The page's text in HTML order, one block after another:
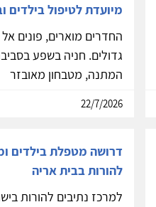
מיועדת לטיפול בילדים
החדרים מוארים, פונים
גדולים. חניה בשפע
המתנה, מטבחון מאובזר
22/7/2026
דרושה מטפלת בילדים
להורות בבית אריה
למרכז נתיבים להורות